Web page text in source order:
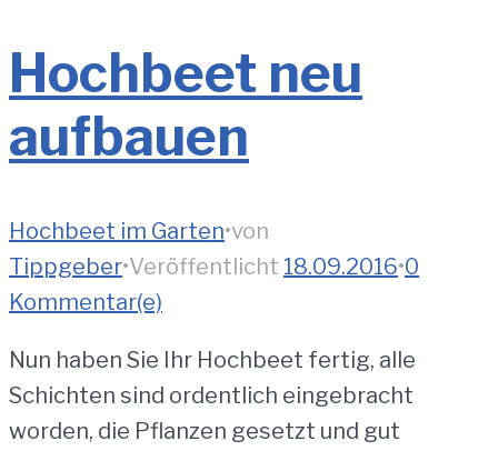
Hochbeet neu
aufbauen
Hochbeet im Garten•von
Tippgeber•Veröffentlicht 18.09.2016•0
Kommentar(e)
Nun haben Sie Ihr Hochbeet fertig, alle
Schichten sind ordentlich eingebracht
worden, die Pflanzen gesetzt und gut